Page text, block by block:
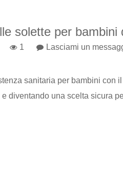
solette per bambini
1 Lasciami un
sanitaria per bambini con
diventando una scelta sicura